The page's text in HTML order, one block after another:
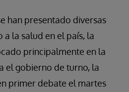
han presentado diversas
la salud en el país, la
principalmente en la
el gobierno de turno, la
primer debate el martes